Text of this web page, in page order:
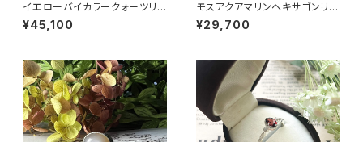
イエローバイカラークォーツリン
グ RG25-260
¥45,100
モスアクアマリンヘキサゴンリン
グ RG25-257
¥29,700